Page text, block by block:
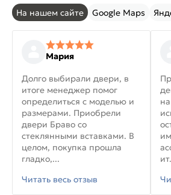
На нашем сайте Google Maps
Мария
Долго выбирали двери, в
итоге менеджер помог
определиться с моделью и
размерами. Приобрели
двери Браво со
стеклянными вставками. В
целом, покупка прошла
гладко,...
Читать весь отзыв